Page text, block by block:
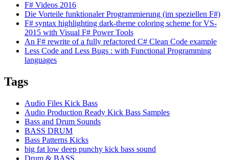
F# Videos 2016
Die Vorteile funktionaler Programmierung (im speziellen F#)
F# syntax highlighting dark-theme coloring scheme for VS-
2015 with Visual F# Power Tools
An F# rewrite of a fully refactored C# Clean Code example
Less Code and Less Bugs : with Functional Programming
languages
Tags
Audio Files Kick Bass
Audio Production Ready Kick Bass Samples
Bass and Drum Sounds
BASS DRUM
Bass Patterns Kicks
big fat low deep punchy kick bass sound